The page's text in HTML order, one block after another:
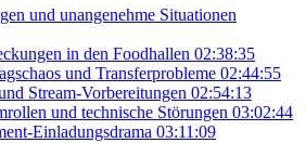
und unangenehme Situationen
in den Foodhallen 02:38:35
und Transferprobleme 02:44:55
Stream-Vorbereitungen 02:54:13
und technische Störungen 03:02:44
Einladungsdrama 03:11:09